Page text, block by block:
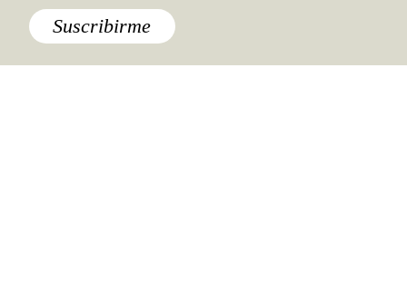
Quiénes somos